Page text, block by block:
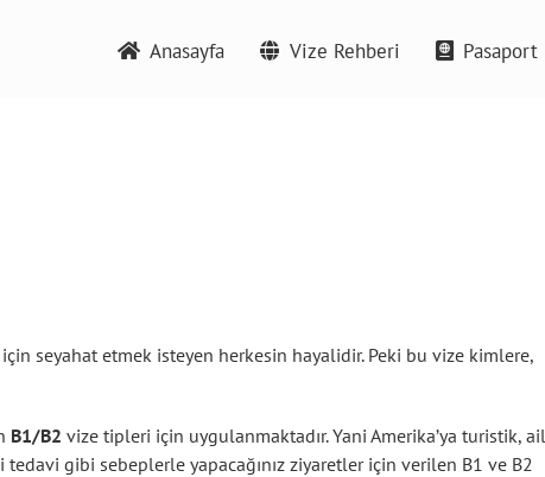
Anasayfa Vize Rehberi
seyahat etmek isteyen herkesin hayalidir. Peki bu vize kimlere,
B1/B2 vize tipleri için uygulanmaktadır. Yani Amerika’ya turistik,
gibi sebeplerle yapacağınız ziyaretler için verilen B1 ve B2